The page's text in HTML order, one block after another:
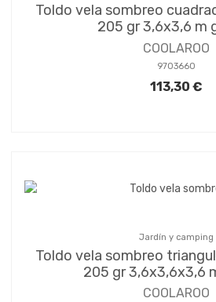
Toldo vela sombreo
205 gr 3,6x3,6 m
COOLAROO
9703660
113,30 €
Jardín y camping
Toldo vela sombreo
205 gr 3,6x3,6x3,6
COOLAROO